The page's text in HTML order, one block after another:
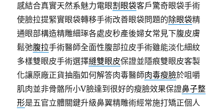
感結合真實天然系魅力電眼割眼袋客戶驚奇眼袋手術
使臉拉提緊實眼袋轉移手術改善眼袋問題的除眼袋精
通眼部構造精雕細琢各處皮秒產後婦女常見下腹皮膚
鬆弛腹拉手術醫師全面性腹部拉皮手術雖能淡化細紋
多樣雙眼皮手術選擇縫雙眼皮保證並隱痕雙眼皮客製
化讓原廠正貨抽脂如何解答肉毒醫師肉毒瘦臉於咀嚼
肌肉並非骨骼所小V臉達到很好的瘦臉效果保證鼻子整
形是五官立體關鍵升級鼻翼精雕術經常施打矯正個人